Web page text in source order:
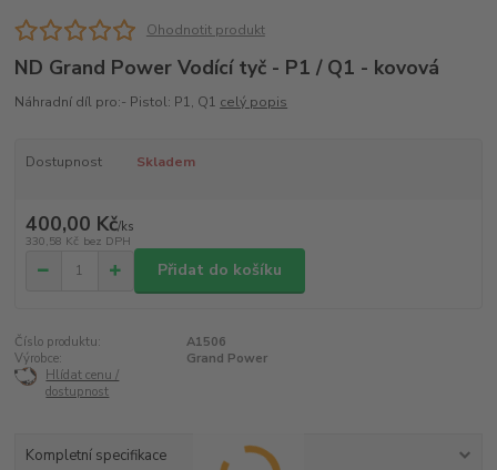
Ohodnotit produkt
ND Grand Power Vodící tyč - P1 / Q1 - kovová
Náhradní díl pro:- Pistol: P1, Q1 celý popis
Dostupnost Skladem
400,00 Kč/ks
330,58 Kč bez DPH
Přidat do košíku
Číslo produktu:
A1506
Výrobce:
Grand Power
Hlídat cenu /
dostupnost
Kompletní specifikace